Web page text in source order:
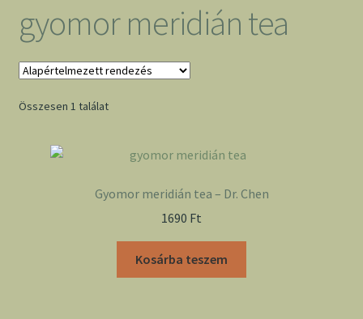
gyomor meridián tea
Összesen 1 találat
Gyomor meridián tea – Dr. Chen
1690 Ft
Kosárba teszem